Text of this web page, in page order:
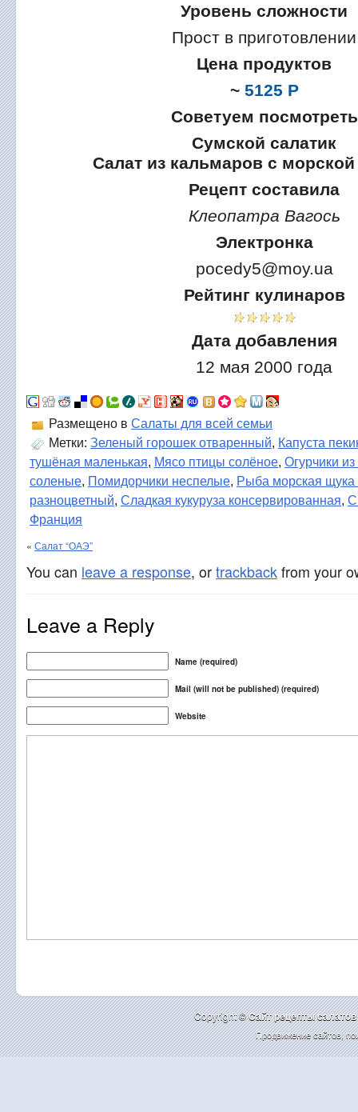
Уровень сложности
Прост в приготовлении
Цена продуктов
~ 5125 Р
Советуем посмотреть
Сумской салатик
Салат из кальмаров с морской
Рецепт составила
Клеопатра Вагось
Электронка
pocedy5@moy.ua
Рейтинг кулинаров
Дата добавления
12 мая 2000 года
Размещено в Салаты для всей семьи
Метки: Зеленый горошек отваренный, Капуста
тушёная маленькая, Мясо птицы солёное, Огурчики
соленые, Помидорчики неспелые, Рыба морская щука
разноцветный, Сладкая кукуруза консервированная,
Франция
« Салат “ОАЭ”
You can leave a response, ortrackbackfrom your
Leave a Reply
Name (required)
Mail (will not be published) (required)
Website
Copyright ©Cайт рецепты салатов
Продвижение сайтов,